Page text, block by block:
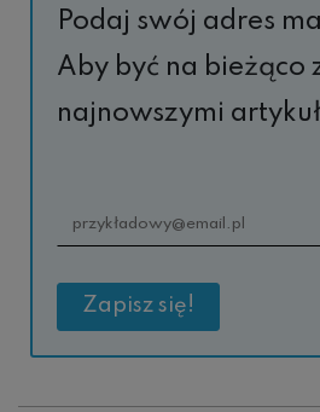
Podaj swój adres
Aby być na bieżąco
najnowszymi